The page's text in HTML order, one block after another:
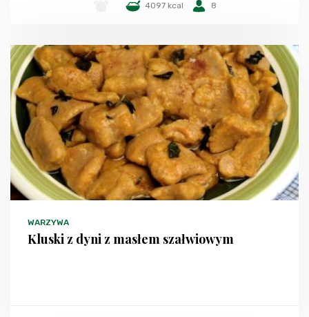
4097 kcal 8
WARZYWA
Kluski z dyni z masłem szałwiowym